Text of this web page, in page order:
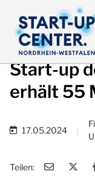
Start-up
erhält 55
17.05.2024
Teilen: